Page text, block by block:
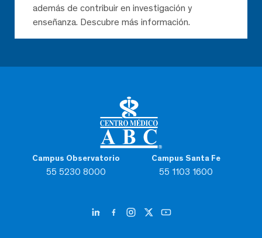
Campus Observatorio
55 5230 8000
Campus Santa Fe
55 1103 1600
además de contribuir en investigación y
enseñanza. Descubre más información.